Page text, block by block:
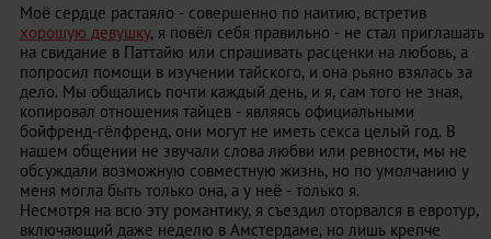
Моё сердце растаяло - совершенно по наитию, встретив
хорошую девушку, я повёл себя правильно - не стал приглашать
на свидание в Паттайю или спрашивать расценки на любовь, а
попросил помощи в изучении тайского, и она рьяно взялась за
дело. Мы общались почти каждый день, и я, сам того не зная,
копировал отношения тайцев - являясь официальными
бойфренд-гёлфренд, они могут не иметь секса целый год. В
нашем общении не звучали слова любви или ревности, мы не
обсуждали возможную совместную жизнь, но по умолчанию у
меня могла быть только она, а у неё - только я.
Несмотря на всю эту романтику, я съездил оторвался в евротур,
включающий даже неделю в Амстердаме, но лишь крепче